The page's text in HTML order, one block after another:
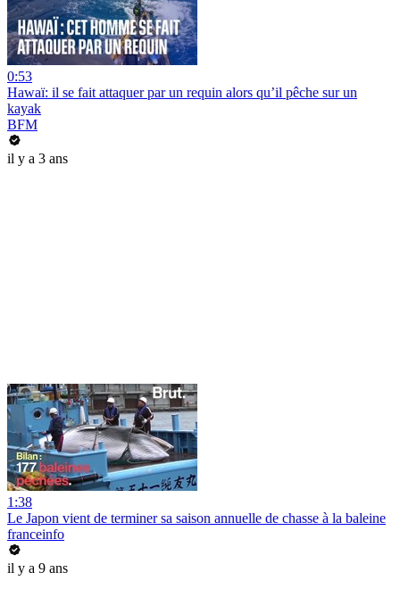
0:53
Hawaï: il se fait attaquer par un requin alors qu’il pêche sur un
kayak
BFM
il y a 3 ans
1:38
Le Japon vient de terminer sa saison annuelle de chasse à la baleine
franceinfo
il y a 9 ans